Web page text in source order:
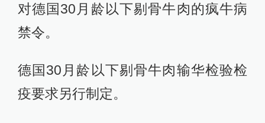
对德国30月龄以下剔骨牛肉的疯牛病
禁令。
德国30月龄以下剔骨牛肉输华检验检
疫要求另行制定。